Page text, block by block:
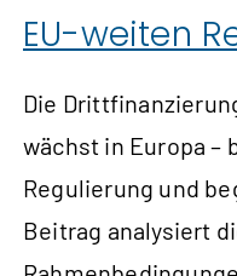
EU-weiten
Die
wächst in Europa
Regulierung und
Beitrag analysiert